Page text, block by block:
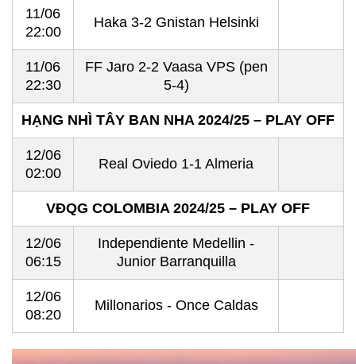
11/06
22:00
Haka 3-2 Gnistan Helsinki
11/06
22:30
FF Jaro 2-2 Vaasa VPS (pen
5-4)
HẠNG NHÌ TÂY BAN NHA 2024/25 – PLAY OFF
12/06
02:00
Real Oviedo 1-1 Almeria
VĐQG COLOMBIA 2024/25 – PLAY OFF
12/06
06:15
Independiente Medellin -
Junior Barranquilla
12/06
08:20
Millonarios - Once Caldas